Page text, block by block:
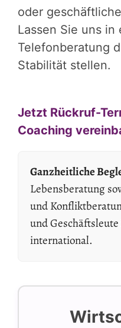
oder
Lassen Sie uns
Telefonberatung
Stabilität stellen.
Jetzt Rückruf-
Coaching
Ganzheitliche
Lebensberatung
und
und
international.